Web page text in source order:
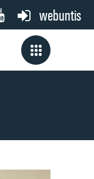
webuntis